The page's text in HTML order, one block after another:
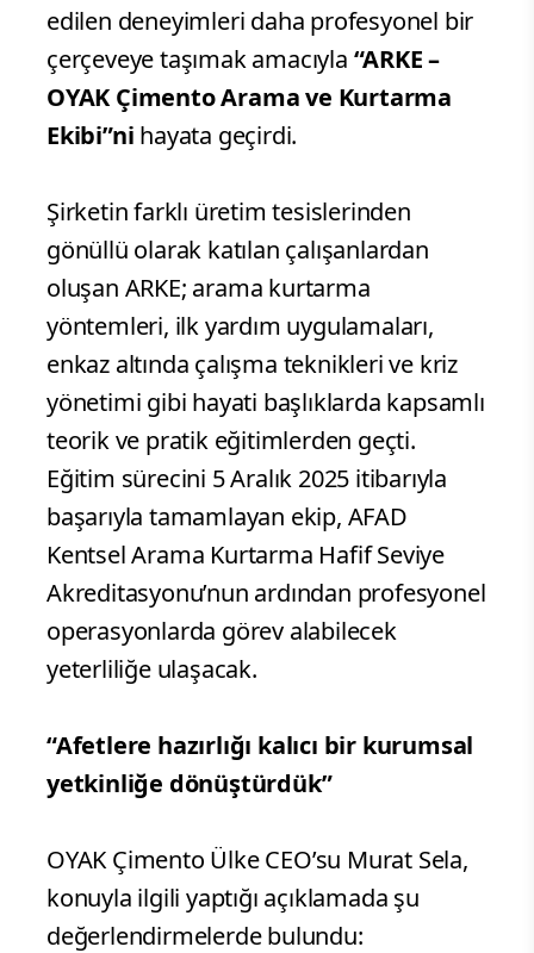
edilen deneyimleri daha profesyonel bir
çerçeveye taşımak amacıyla “ARKE –
OYAK Çimento Arama ve Kurtarma
Ekibi”ni hayata geçirdi.
Şirketin farklı üretim tesislerinden
gönüllü olarak katılan çalışanlardan
oluşan ARKE; arama kurtarma
yöntemleri, ilk yardım uygulamaları,
enkaz altında çalışma teknikleri ve kriz
yönetimi gibi hayati başlıklarda kapsamlı
teorik ve pratik eğitimlerden geçti.
Eğitim sürecini 5 Aralık 2025 itibarıyla
başarıyla tamamlayan ekip, AFAD
Kentsel Arama Kurtarma Hafif Seviye
Akreditasyonu’nun ardından profesyonel
operasyonlarda görev alabilecek
yeterliliğe ulaşacak.
“Afetlere hazırlığı kalıcı bir kurumsal
yetkinliğe dönüştürdük”
OYAK Çimento Ülke CEO’su Murat Sela,
konuyla ilgili yaptığı açıklamada şu
değerlendirmelerde bulundu: